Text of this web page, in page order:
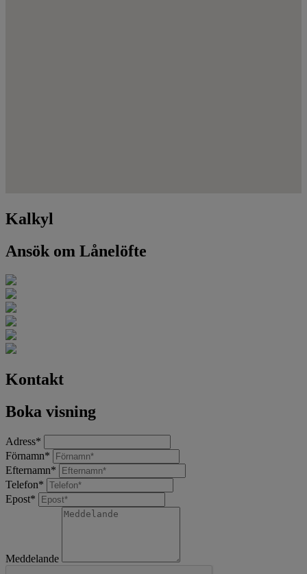
Kalkyl
Ansök om Lånelöfte
Kontakt
Boka visning
Adress*
Förnamn*
Efternamn*
Telefon*
Epost*
Meddelande